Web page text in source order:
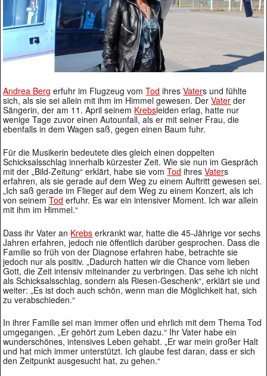
Andrea Berg erfuhr im Flugzeug vomTod ihresVaters und fühlte
sich, als sie sei allein mit ihm im Himmel gewesen. DerVater der
Sängerin, der am 11. April seinem Krebsleiden erlag, hatte nur
wenige Tage zuvor einen Autounfall, als er mit seiner Frau, die
ebenfalls in dem Wagen saß, gegen einen Baum fuhr.
Für die Musikerin bedeutete dies gleich einen doppelten
Schicksalsschlag innerhalb kürzester Zeit. Wie sie nun im Gespräch
mit der „Bild-Zeitung“ erklärt, habe sie vomTod ihresVaters
erfahren, als sie gerade auf dem Weg zu einem Auftritt gewesen sei.
„Ich saß gerade im Flieger auf dem Weg zu einem Konzert, als ich
von seinemTod erfuhr. Es war ein intensiver Moment. Ich war allein
mit ihm im Himmel.“
Dass ihr Vater an Krebs erkrankt war, hatte die 45-Jährige vor sechs
Jahren erfahren, jedoch nie öffentlich darüber gesprochen. Dass die
Familie so früh von der Diagnose erfahren habe, betrachte sie
jedoch nur als positiv. „Dadurch hatten wir die Chance vom lieben
Gott, die Zeit intensiv miteinander zu verbringen. Das sehe ich nicht
als Schicksalsschlag, sondern als Riesen-Geschenk“, erklärt sie und
weiter: „Es ist doch auch schön, wenn man die Möglichkeit hat, sich
zu verabschieden.“
In ihrer Familie sei man immer offen und ehrlich mit dem Thema Tod
umgegangen. „Er gehört zum Leben dazu.“ Ihr Vater habe ein
wunderschönes, intensives Leben gehabt. „Er war mein großer Halt
und hat mich immer unterstützt. Ich glaube fest daran, dass er sich
den Zeitpunkt ausgesucht hat, zu gehen.“